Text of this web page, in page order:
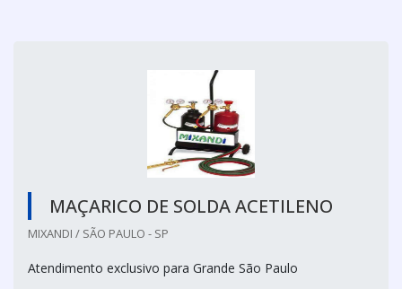
MAÇARICO DE SOLDA ACETILENO
MIXANDI / SÃO PAULO - SP
Atendimento exclusivo para Grande São Paulo